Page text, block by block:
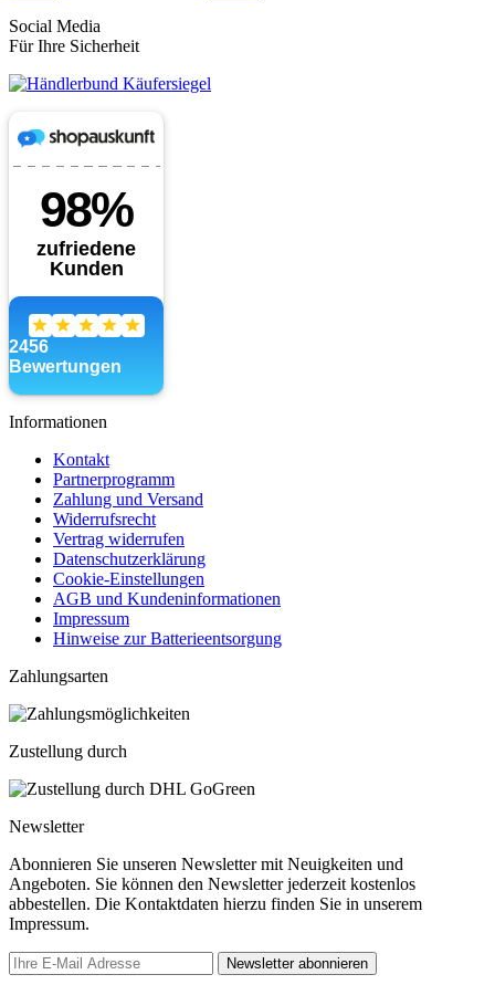
Social Media
Für Ihre Sicherheit
Informationen
Kontakt
Partnerprogramm
Zahlung und Versand
Widerrufsrecht
Vertrag widerrufen
Datenschutzerklärung
Cookie-Einstellungen
AGB und Kundeninformationen
Impressum
Hinweise zur Batterieentsorgung
Zahlungsarten
Zustellung durch
Newsletter
Abonnieren Sie unseren Newsletter mit Neuigkeiten und
Angeboten. Sie können den Newsletter jederzeit kostenlos
abbestellen. Die Kontaktdaten hierzu finden Sie in unserem
Impressum.
Newsletter abonnieren